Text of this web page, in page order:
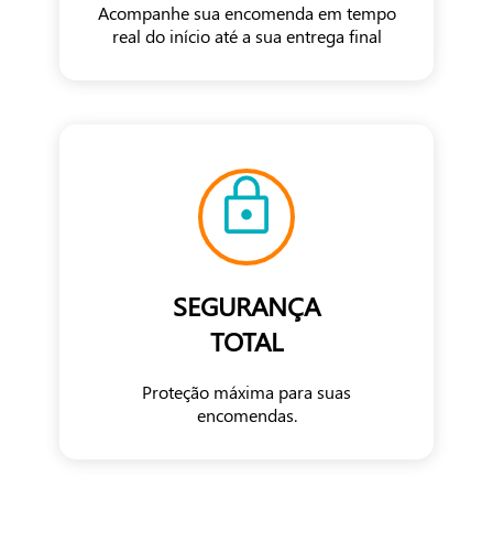
Acompanhe sua encomenda em tempo
real do início até a sua entrega final
SEGURANÇA
TOTAL
Proteção máxima para suas
encomendas.